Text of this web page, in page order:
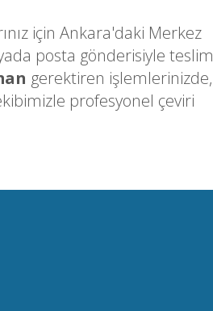
için Ankara'daki Merkez
posta gönderisiyle teslim
gerektiren işlemlerinizde,
profesyonel çeviri